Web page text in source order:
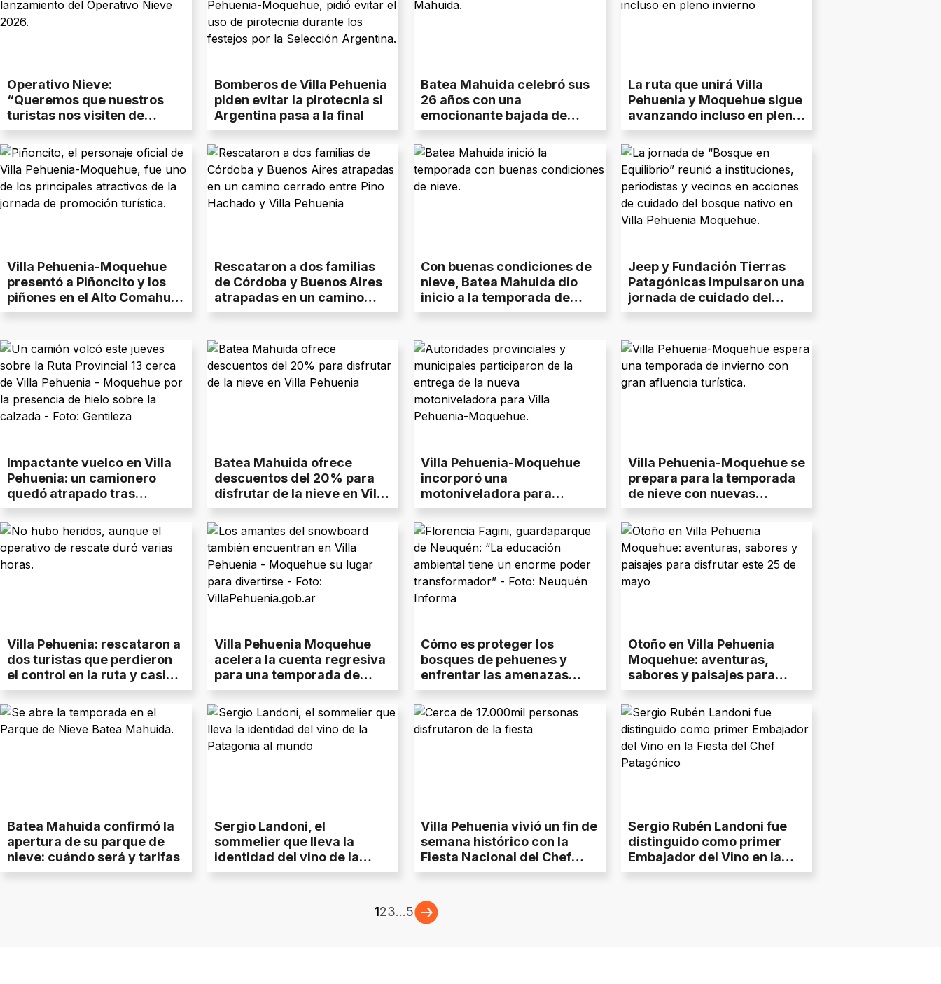
Operativo Nieve:
“Queremos que nuestros
turistas nos visiten de
forma segura”, dijo el
intendente de Villa Pehuenia
Bomberos de Villa Pehuenia
piden evitar la pirotecnia si
Argentina pasa a la final
Batea Mahuida celebró sus
26 años con una
emocionante bajada de
antorchas entre la nieve
La ruta que unirá Villa
Pehuenia y Moquehue sigue
avanzando incluso en pleno
invierno
Villa Pehuenia-Moquehue
presentó a Piñoncito y los
piñones en el Alto Comahue
Shopping
Rescataron a dos familias
de Córdoba y Buenos Aires
atrapadas en un camino
cerrado entre Pino Hachado
Con buenas condiciones de
nieve, Batea Mahuida dio
inicio a la temporada de
invierno
Jeep y Fundación Tierras
Patagónicas impulsaron una
jornada de cuidado del
bosque nativo en Villa
Impactante vuelco en Villa
Pehuenia: un camionero
quedó atrapado tras
derrapar sobre hielo negro
Batea Mahuida ofrece
descuentos del 20% para
disfrutar de la nieve en Villa
Pehuenia
Villa Pehuenia-Moquehue
incorporó una
motoniveladora para
mejorar el mantenimiento
vial
Villa Pehuenia-Moquehue se
prepara para la temporada
de nieve con nuevas
propuestas y tarifas
accesibles
Villa Pehuenia: rescataron a
dos turistas que perdieron
el control en la ruta y casi
vuelcan en medio de la
nevada
Villa Pehuenia Moquehue
acelera la cuenta regresiva
para una temporada de
nieve con nuevas
propuestas y más
conectividad
Cómo es proteger los
bosques de pehuenes y
enfrentar las amenazas
invisibles de la Cordillera en
Neuquén
Otoño en Villa Pehuenia
Moquehue: aventuras,
sabores y paisajes para
disfrutar este 25 de mayo
Batea Mahuida confirmó la
apertura de su parque de
nieve: cuándo será y tarifas
Sergio Landoni, el
sommelier que lleva la
identidad del vino de la
Patagonia al mundo
Villa Pehuenia vivió un fin de
semana histórico con la
Fiesta Nacional del Chef
Patagónico
Sergio Rubén Landoni fue
distinguido como primer
Embajador del Vino en la
Fiesta del Chef Patagónico
123...5